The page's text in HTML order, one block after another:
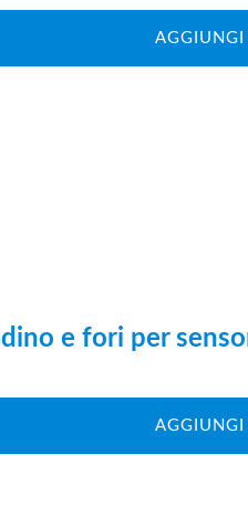
AGGIUNGI
e fori per
AGGIUNGI